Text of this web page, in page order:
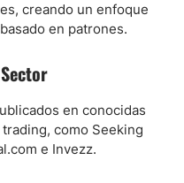
creando un enfoque
en patrones.
en conocidas
como Seeking
e Invezz.